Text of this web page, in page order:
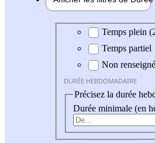
Durée hebdomadaire
Temps plein
Temps partiel
Non
DURÉE HEBDOMADAIRE
Précisez la durée
Durée minimale (en